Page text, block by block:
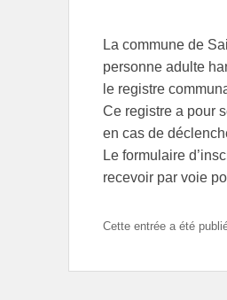
La commune de
personne adulte
le registre
Ce registre a pour
en cas de
Le formulaire
recevoir par voie
Cette entrée a été